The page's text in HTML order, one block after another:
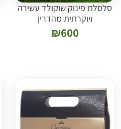
סלסלת פינוק שוקולד עשירה
ויוקרתית מהדרין
₪600